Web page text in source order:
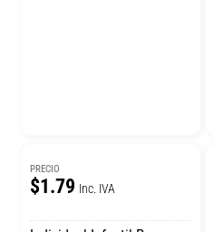
PRECIO
$1.79 Inc. IVA